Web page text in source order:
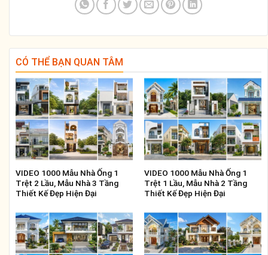
CÓ THỂ BẠN QUAN TÂM
VIDEO 1000 Mẫu Nhà Ống 1
Trệt 2 Lầu, Mẫu Nhà 3 Tầng
Thiết Kế Đẹp Hiện Đại
VIDEO 1000 Mẫu Nhà Ống 1
Trệt 1 Lầu, Mẫu Nhà 2 Tầng
Thiết Kế Đẹp Hiện Đại